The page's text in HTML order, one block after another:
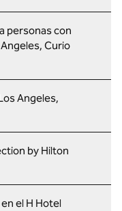
personas con
Curio
Angeles,
by Hilton
el H Hotel